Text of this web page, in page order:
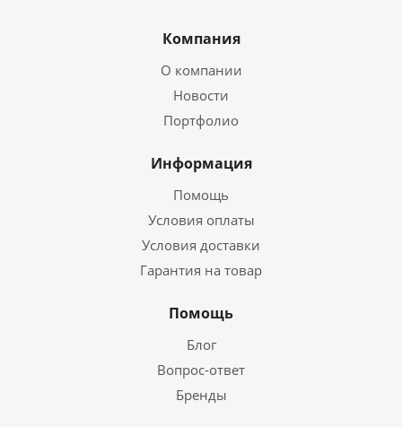
Компания
О компании
Новости
Портфолио
Информация
Помощь
Условия оплаты
Условия доставки
Гарантия на товар
Помощь
Блог
Вопрос-ответ
Бренды